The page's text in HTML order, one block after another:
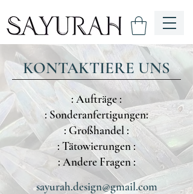
KONTAKTIERE UNS
: Aufträge :
: Sonderanfertigungen:
: Großhandel :
: Tätowierungen :
: Andere Fragen :
sayurah.design@gmail.com